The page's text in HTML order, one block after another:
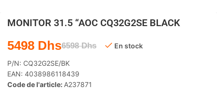
MONITOR 31.5 “AOC CQ32G2SE BLACK
6598Dhs
5498 Dhs En stock
P/N: CQ32G2SE/BK
EAN: 4038986118439
Code de l'article: A237871